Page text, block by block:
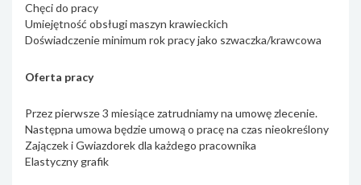
Chęci do pracy
Umiejętność obsługi maszyn krawieckich
Doświadczenie minimum rok pracy jako szwaczka/krawcowa
Oferta pracy
Przez pierwsze 3 miesiące zatrudniamy na umowę zlecenie.
Następna umowa będzie umową o pracę na czas nieokreślony
Zajączek i Gwiazdorek dla każdego pracownika
Elastyczny grafik